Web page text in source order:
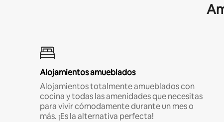
Alojamientos amueblados
Alojamientos totalmente amueblados con
cocina y todas las amenidades que necesitas
para vivir cómodamente durante un mes o
más. ¡Es la alternativa perfecta!